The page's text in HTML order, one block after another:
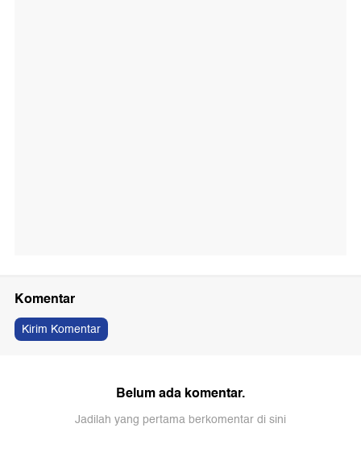
Komentar
Kirim Komentar
Belum ada komentar.
Jadilah yang pertama berkomentar di sini